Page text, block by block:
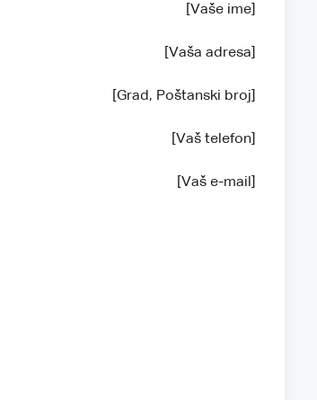
[Vaše ime]
[Vaša adresa]
[Grad, Poštanski broj]
[Vaš telefon]
[Vaš e-mail]